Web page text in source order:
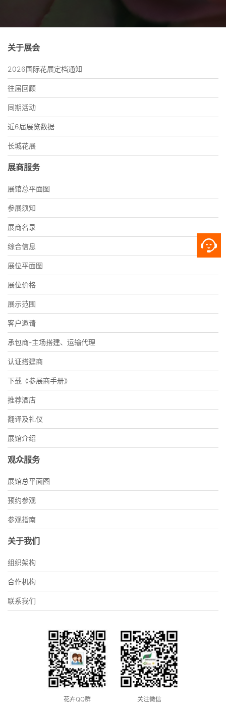
关于展会
2026国际花展定档通知
往届回顾
同期活动
近6届展览数据
长城花展
展商服务
展馆总平面图
参展须知
展商名录
综合信息
展位平面图
展位价格
展示范围
客户邀请
承包商-主场搭建、运输代理
认证搭建商
下载《参展商手册》
推荐酒店
翻译及礼仪
展馆介绍
观众服务
展馆总平面图
预约参观
参观指南
关于我们
组织架构
合作机构
联系我们
花卉QQ群 关注微信